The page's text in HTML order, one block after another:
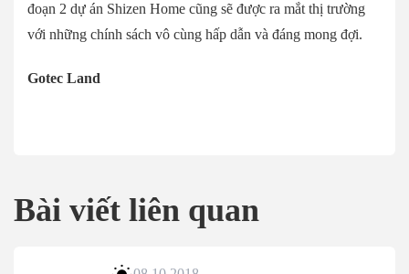
đoạn 2 dự án Shizen Home cũng sẽ được ra mắt thị trường
với những chính sách vô cùng hấp dẫn và đáng mong đợi.
Gotec Land
Bài viết liên quan